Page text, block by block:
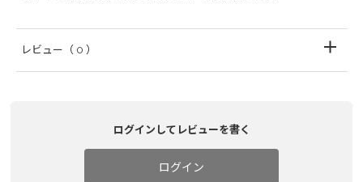
レビュー （ 0 ）
ログインしてレビューを書く
ログイン